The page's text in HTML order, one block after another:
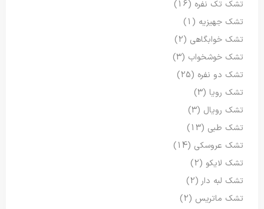
تشک تک نفره (16)
تشک جهیزیه (1)
تشک خوابگاهی (2)
تشک خوشخواب (3)
تشک دو نفره (25)
تشک رویا (3)
تشک رویال (3)
تشک طبی (13)
تشک عروسکی (14)
تشک لایکو (2)
تشک لبه دار (2)
تشک ماتریس (2)